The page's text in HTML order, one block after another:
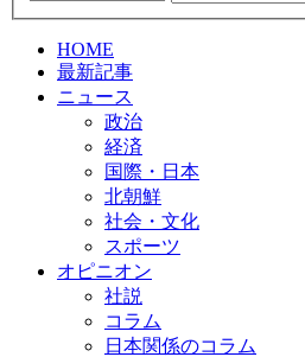
HOME
最新記事
ニュース
政治
経済
国際・日本
北朝鮮
社会・文化
スポーツ
オピニオン
社説
コラム
日本関係のコラム